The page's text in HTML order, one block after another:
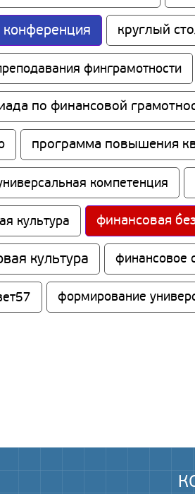
конференция круглый
финграмотности
по финансовой
программа повышения
компетенция
культура финансовая
культура финансовое
формирование